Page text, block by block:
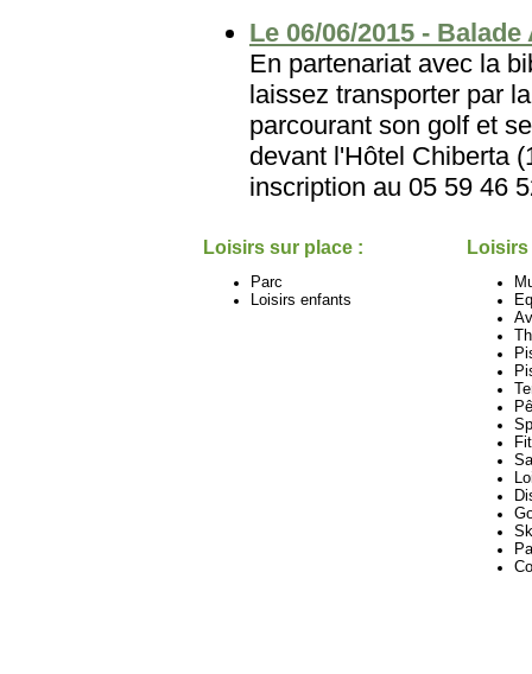
Le 06/06/2015 -
En partenariat avec la
laissez transporter par
parcourant son golf et
devant l'Hôtel Chiberta
inscription au 05 59 46
Loisirs sur place :
Parc
Loisirs enfants